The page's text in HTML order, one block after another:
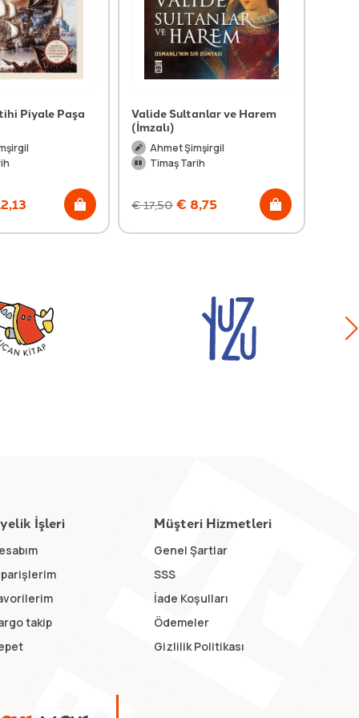
Piyale Paşa
Valide Sultanlar ve Harem
(İmzalı)
Ahmet Şimşirgil
Timaş Tarih
€17,50 € 8,75
İşleri
takip
Müşteri Hizmetleri
Genel Şartlar
SSS
İade Koşulları
Ödemeler
Gizlilik Politikası